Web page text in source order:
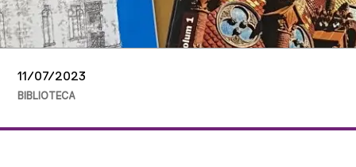
11/07/2023
BIBLIOTECA